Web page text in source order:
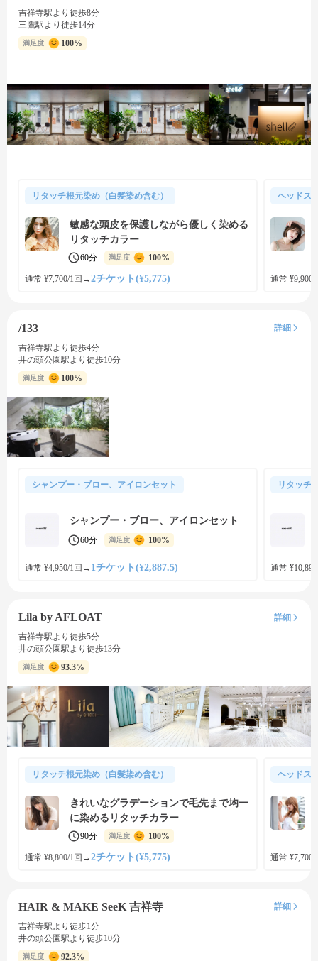
吉祥寺駅より徒歩8分
三鷹駅より徒歩14分
満足度 100%
リタッチ根元染め（白髪染め含む）
敏感な頭皮を保護しながら優しく染める
リタッチカラー
60分 満足度 100%
通常 ¥7,700/1回 →2チケット(¥5,775)
ヘッドス
通常 ¥9,900/
/133
詳細
吉祥寺駅より徒歩4分
井の頭公園駅より徒歩10分
満足度 100%
シャンプー・ブロー、アイロンセット
シャンプー・ブロー、アイロンセット
60分 満足度 100%
通常 ¥4,950/1回 → 1チケット(¥2,887.5)
リタッチ
通常
Lila by AFLOAT
詳細
吉祥寺駅より徒歩5分
井の頭公園駅より徒歩13分
満足度 93.3%
リタッチ根元染め（白髪染め含む）
きれいなグラデーションで毛先まで均一
に染めるリタッチカラー
90分 満足度 100%
通常 ¥8,800/1回 →2チケット(¥5,775)
ヘッドス
通常 ¥7,700/
HAIR & MAKE SeeK 吉祥寺
詳細
吉祥寺駅より徒歩1分
井の頭公園駅より徒歩10分
満足度 92.3%